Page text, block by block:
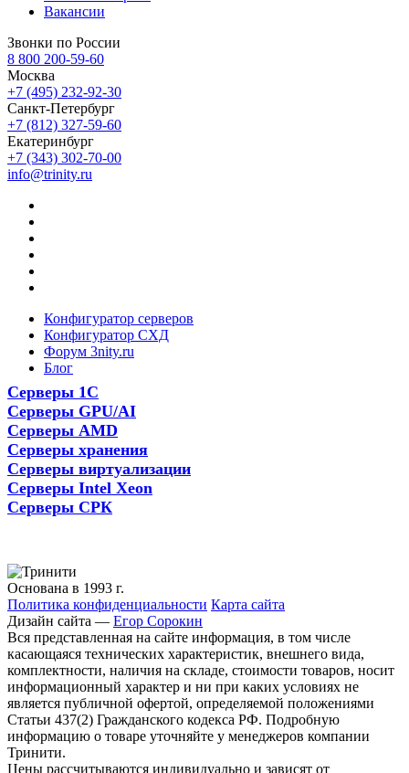
Вакансии
Звонки по России
8 800 200-59-60
Москва
+7 (495) 232-92-30
Санкт-Петербург
+7 (812) 327-59-60
Екатеринбург
+7 (343) 302-70-00
info@trinity.ru
Конфигуратор серверов
Конфигуратор СХД
Форум 3nity.ru
Блог
Серверы 1С
Серверы GPU/AI
Серверы AMD
Серверы хранения
Серверы виртуализации
Серверы Intel Xeon
Серверы СРК
Основана в 1993 г.
Политика конфиденциальности Карта сайта
Дизайн сайта — Егор Сорокин
Вся представленная на сайте информация, в том числе
касающаяся технических характеристик, внешнего вида,
комплектности, наличия на складе, стоимости товаров, носит
информационный характер и ни при каких условиях не
является публичной офертой, определяемой положениями
Статьи 437(2) Гражданского кодекса РФ. Подробную
информацию о товаре уточняйте у менеджеров компании
Тринити.
Цены рассчитываются индивидуально и зависят от